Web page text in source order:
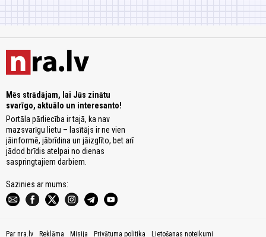
Mēs strādājam, lai Jūs zinātu
svarīgo, aktuālo un interesanto!
Portāla pārliecība ir tajā, ka nav
mazsvarīgu lietu – lasītājs ir ne vien
jāinformē, jābrīdina un jāizglīto, bet arī
jādod brīdis atelpai no dienas
saspringtajiem darbiem.
Sazinies ar mums:
Par nra.lv Reklāma Misija Privātuma politika Lietošanas noteikumi